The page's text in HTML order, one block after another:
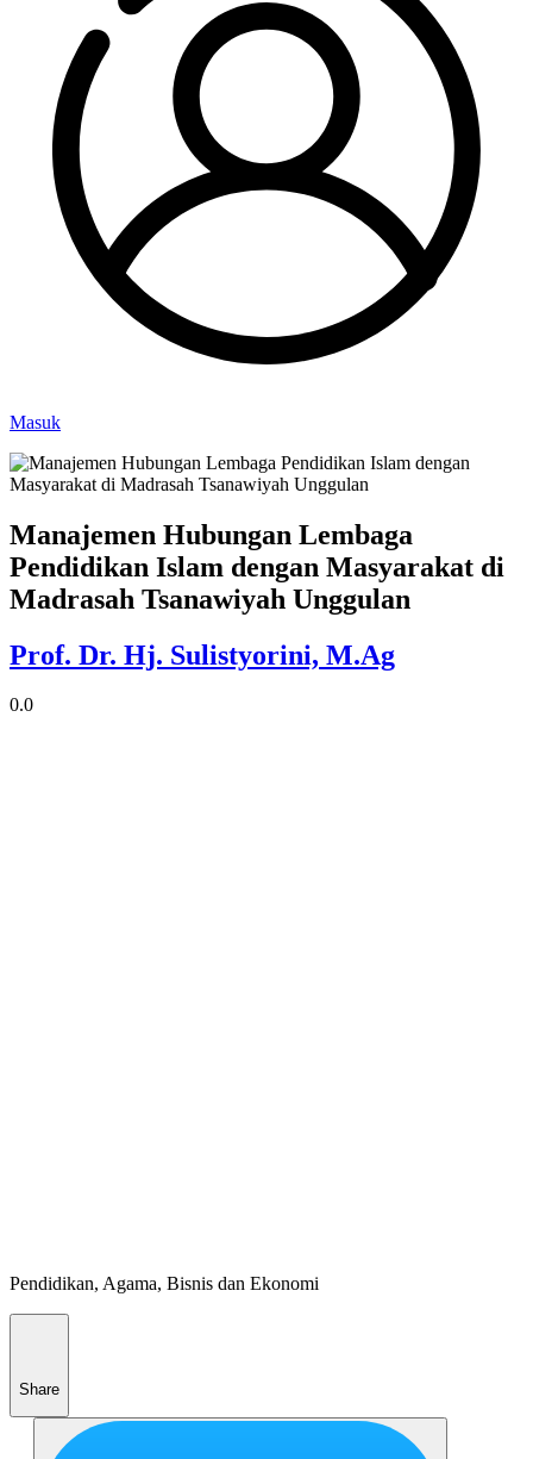
Masuk
Manajemen Hubungan Lembaga
Pendidikan Islam dengan Masyarakat di
Madrasah Tsanawiyah Unggulan
Prof. Dr. Hj. Sulistyorini, M.Ag
0.0
Pendidikan, Agama, Bisnis dan Ekonomi
Share